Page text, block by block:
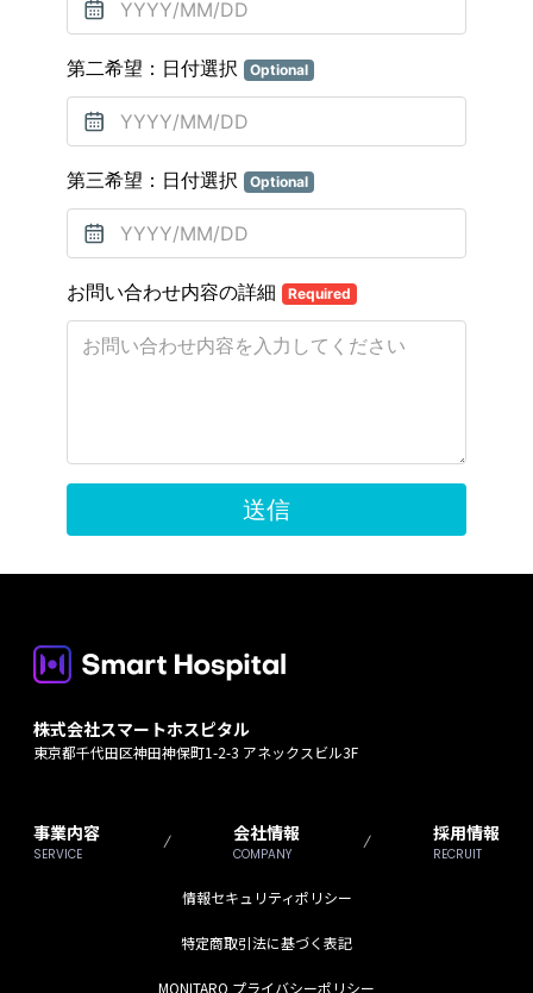
株式会社スマートホスピタル
東京都千代田区神田神保町1-2-3 アネックスビル3F
事業内容
SERVICE
会社情報
COMPANY
採用情報
RECRUIT
情報セキュリティポリシー
特定商取引法に基づく表記
MONITARO プライバシーポリシー